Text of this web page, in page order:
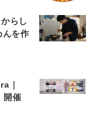
らし
んを作
｜
開催